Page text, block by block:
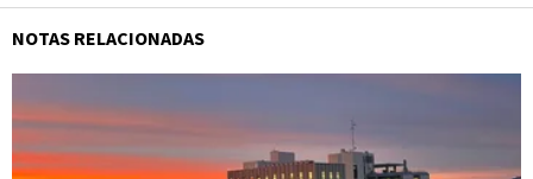
NOTAS RELACIONADAS